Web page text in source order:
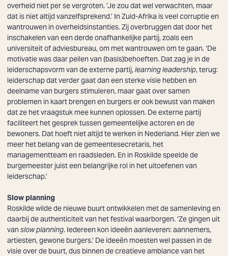
overheid niet per se vergroten. ‘Je zou dat wel verwachten, maar
dat is niet altijd vanzelfsprekend.’ In Zuid-Afrika is veel corruptie en
wantrouwen in overheidsinstanties. Zij overbruggen dat door het
inschakelen van een derde onafhankelijke partij, zoals een
universiteit of adviesbureau, om met wantrouwen om te gaan. ‘De
motivatie was daar peilen van (basis)behoeften. Dat zag je in de
leiderschapsvorm van de externe partij,learning leadership, terug:
leiderschap dat verder gaat dan een sterke visie hebben en
deelname van burgers stimuleren, maar gaat over samen
problemen in kaart brengen en burgers er ook bewust van maken
dat ze het vraagstuk mee kunnen oplossen. De externe partij
faciliteert het gesprek tussen gemeentelijke actoren en de
bewoners. Dat hoeft niet altijd te werken in Nederland. Hier zien we
meer het belang van de gemeentesecretaris, het
managementteam en raadsleden. En in Roskilde speelde de
burgemeester juist een belangrijke rol in het uitoefenen van
leiderschap.’
Slow planning
Roskilde wilde de nieuwe buurt ontwikkelen met de samenleving en
daarbij de authenticiteit van het festival waarborgen. ‘Ze gingen uit
van slow planning. Iedereen kon ideeën aanleveren: aannemers,
artiesten, gewone burgers.’ De ideeën moesten wel passen in de
visie over de buurt, dus binnen de creatieve ambiance van het